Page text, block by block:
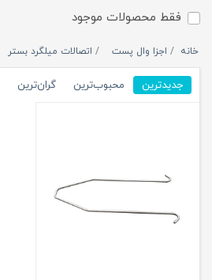
فقط محصولات موجود
خانه اجزا وال پست اتصالات میلگرد بستر
جدیدترین محبوب‌ترین گران‌ترین